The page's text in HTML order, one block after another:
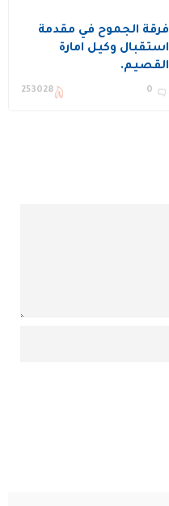
فرقة الجموح في مقدمة
استقبال وكيل امارة
القصيم.
0
253028